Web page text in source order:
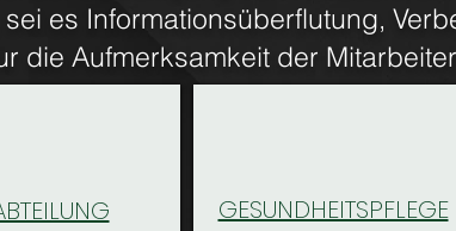
es Informationsüberflutung,
die Aufmerksamkeit der
GESUNDHEITSPFLEGE